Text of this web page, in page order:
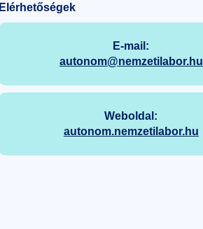
Elérhetőségek
E-mail:
autonom@nemzetilabor.hu
Weboldal:
autonom.nemzetilabor.hu